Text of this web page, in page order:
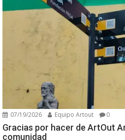
07/19/2026 Equipo Artout 0
Gracias por hacer de ArtOut
comunidad